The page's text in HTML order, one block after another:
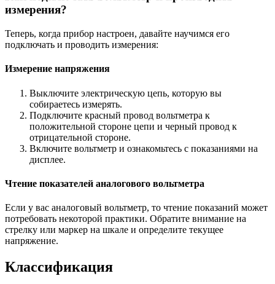
измерения?
Теперь, когда прибор настроен, давайте научимся его
подключать и проводить измерения:
Измерение напряжения
Выключите электрическую цепь, которую вы
собираетесь измерять.
Подключите красный провод вольтметра к
положительной стороне цепи и черный провод к
отрицательной стороне.
Включите вольтметр и ознакомьтесь с показаниями на
дисплее.
Чтение показателей аналогового вольтметра
Если у вас аналоговый вольтметр, то чтение показаний может
потребовать некоторой практики. Обратите внимание на
стрелку или маркер на шкале и определите текущее
напряжение.
Классификация